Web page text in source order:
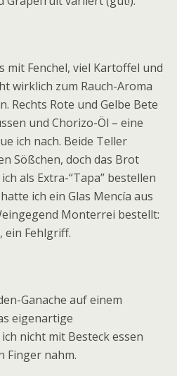
Fenchel, viel Kartoffel und
wirklich zum Rauch-Aroma
Rechts Rote und Gelbe Bete
und Chorizo-Öl – eine
ich nach. Beide Teller
Sößchen, doch das Brot
als Extra-“Tapa” bestellen
ich ein Glas Mencía aus
Monterrei bestellt:
ein Fehlgriff.
Ganache auf einem
eigenartige
nicht mit Besteck essen
Finger nahm.